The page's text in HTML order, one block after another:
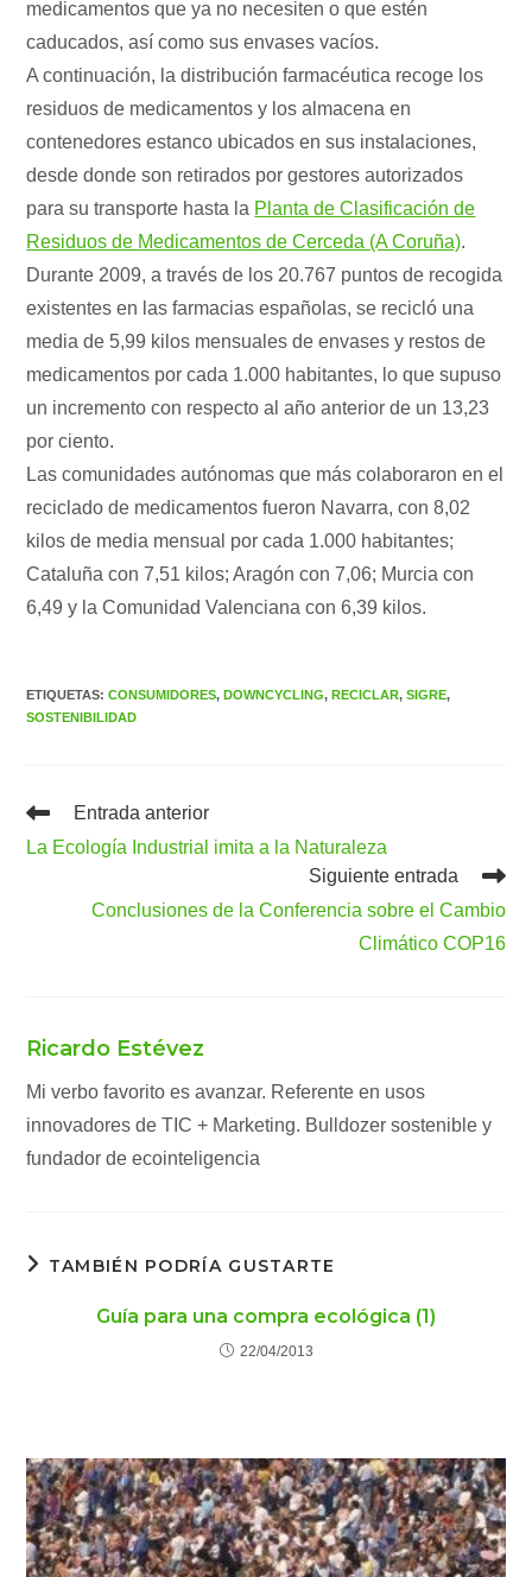
medicamentos que ya no necesiten o que estén
caducados, así como sus envases vacíos.
A continuación, la distribución farmacéutica recoge los
residuos de medicamentos y los almacena en
contenedores estanco ubicados en sus instalaciones,
desde donde son retirados por gestores autorizados
para su transporte hasta la Planta de Clasificación de
Residuos de Medicamentos de Cerceda (A Coruña).
Durante 2009, a través de los 20.767 puntos de recogida
existentes en las farmacias españolas, se recicló una
media de 5,99 kilos mensuales de envases y restos de
medicamentos por cada 1.000 habitantes, lo que supuso
un incremento con respecto al año anterior de un 13,23
por ciento.
Las comunidades autónomas que más colaboraron en el
reciclado de medicamentos fueron Navarra, con 8,02
kilos de media mensual por cada 1.000 habitantes;
Cataluña con 7,51 kilos; Aragón con 7,06; Murcia con
6,49 y la Comunidad Valenciana con 6,39 kilos.
ETIQUETAS:CONSUMIDORES, DOWNCYCLING, RECICLAR, SIGRE,
SOSTENIBILIDAD
Leer
artículos
Entrada anterior
La Ecología Industrial imita a la Naturaleza
Siguiente entrada
Conclusiones de la Conferencia sobre el Cambio
Climático COP16
Ricardo Estévez
Mi verbo favorito es avanzar. Referente en usos
innovadores de TIC + Marketing. Bulldozer sostenible y
fundador de ecointeligencia
TAMBIÉN PODRÍA GUSTARTE
Guía para una compra ecológica (1)
22/04/2013